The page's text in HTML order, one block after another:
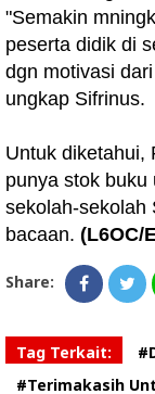
"Semakin
peserta didik di
dgn motivasi
ungkap Sifrinus.
Untuk diketahui,
punya stok buku
sekolah-sekolah
bacaan. (L6OC/
Share:
Tag Terkait:
#Terimakasih